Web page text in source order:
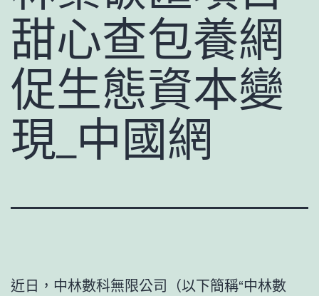
甜心查包養網
促生態資本變
現_中國網
近日，中林數科無限公司（以下簡稱“中林數